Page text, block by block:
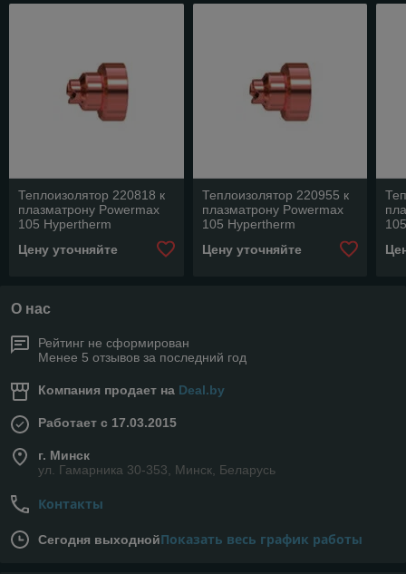
Теплоизолятор 220818 к
плазматрону Powermax
105 Hypertherm
Цену уточняйте
Теплоизолятор 220955 к
плазматрону Powermax
105 Hypertherm
Цену уточняйте
О нас
Рейтинг не сформирован
Менее 5 отзывов за последний год
Компания продает на Deal.by
Работает с 17.03.2015
г. Минск
ул. Гамарника 30-353, Минск, Беларусь
Контакты
Сегодня выходнойПоказать весь график работы